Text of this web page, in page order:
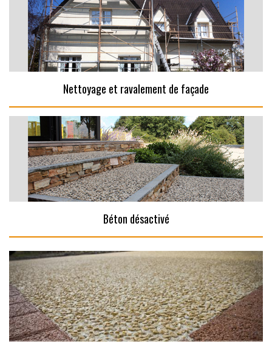
Nettoyage et ravalement de façade
Béton désactivé